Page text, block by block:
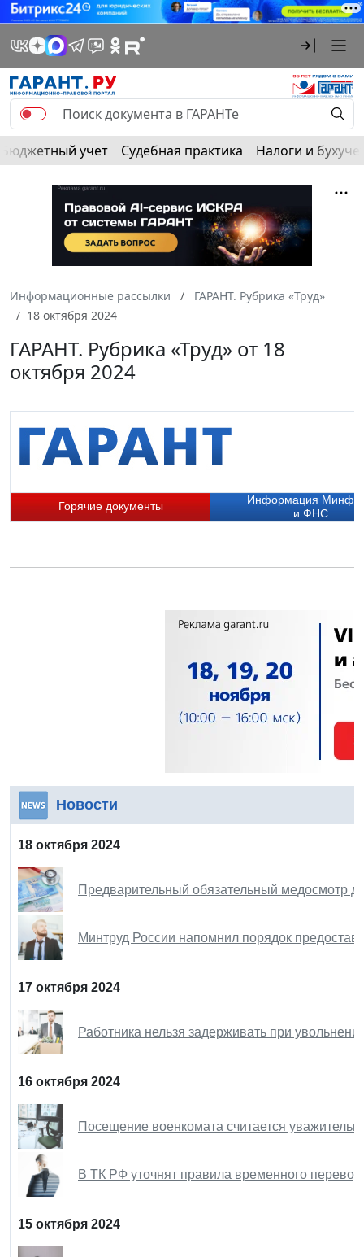
Бюджетный учет Судебная практика Налоги и
Информационные рассылки
ГАРАНТ. Рубрика «Труд»
18 октября 2024
ГАРАНТ. Рубрика «Труд» от 18
октября 2024
Горячие документы
Информация
и ФНС
Новости
18 октября 2024
Предварительный обязательный медосмотр
Минтруд России напомнил порядок
17 октября 2024
Работника нельзя задерживать при
16 октября 2024
Посещение военкомата считается
В ТК РФ уточнят правила временного
15 октября 2024